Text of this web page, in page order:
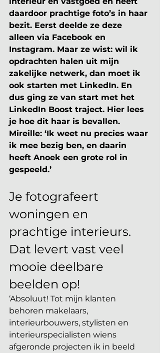
daardoor prachtige foto’s in haar
bezit. Eerst deelde ze deze
alleen via Facebook en
Instagram. Maar ze wist: wil ik
opdrachten halen uit mijn
zakelijke netwerk, dan moet ik
ook starten met LinkedIn. En
dus ging ze van start met het
LinkedIn Boost traject. Hier lees
je hoe dit haar is bevallen.
Mireille: ‘Ik weet nu precies waar
ik mee bezig ben, en daarin
heeft Anoek een grote rol in
gespeeld.’
Je fotografeert
woningen en
prachtige interieurs.
Dat levert vast veel
mooie deelbare
beelden op!
‘Absoluut! Tot mijn klanten
behoren makelaars,
interieurbouwers, stylisten en
interieurspecialisten wiens
afgeronde projecten ik in beeld